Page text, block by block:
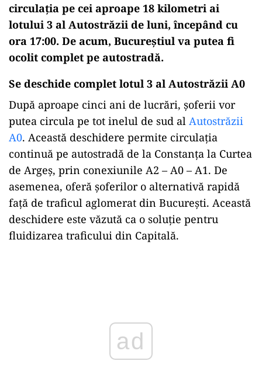
circulația pe cei aproape 18 kilometri ai
lotului 3 al Autostrăzii de luni, începând cu
ora 17:00. De acum, Bucureștiul va putea fi
ocolit complet pe autostradă.
Se deschide complet lotul 3 al Autostrăzii A0
După aproape cinci ani de lucrări, șoferii vor
putea circula pe tot inelul de sud al Autostrăzii
A0. Această deschidere permite circulația
continuă pe autostradă de la Constanța la Curtea
de Argeș, prin conexiunile A2 – A0 – A1. De
asemenea, oferă șoferilor o alternativă rapidă
față de traficul aglomerat din București. Această
deschidere este văzută ca o soluție pentru
fluidizarea traficului din Capitală.